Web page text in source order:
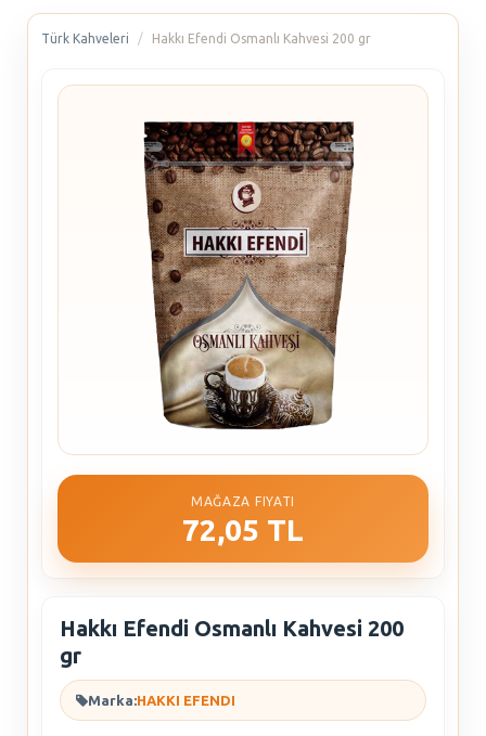
Türk Kahveleri Hakkı Efendi Osmanlı Kahvesi 200 gr
MAĞAZA FIYATI
72,05 TL
Hakkı Efendi Osmanlı Kahvesi 200
gr
Marka:HAKKI EFENDI